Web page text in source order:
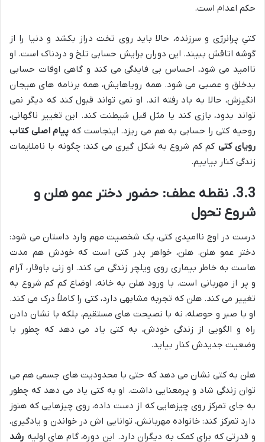
حکم اعدام است.
کتیِ پرانرژی و سرزنده، حالا باید روی تخت دراز بکشد و دنیا را از
گوشه اتاقش ببیند. این دوران برایش حسابی تلخ و دردناک است. او
ناامید می شود، احساس بی فایدگی می کند و گاهی اوقات حسابی
بدخلق و عصبی می شود. همه رویاهایش، همه برنامه های هیجان
انگیزش، حالا به باد رفته اند. او نمی تواند قبول کند که دیگر نمی
تواند بدود، بازی کند یا مثل قبل شیطنت کند. این تغییر ناگهانی،
روحیه کتی را حسابی به هم می ریزد. اینجاست که پیام اصلی کتاب
رویای کتی کم کم شروع به شکل گیری می کند: چگونه با ناملایمات
زندگی کنار بیاییم.
3.3. نقطه عطف: حضور دختر عمو هلن و
شروع تحول
درست در اوج ناامیدی کتی، یک شخصیت مهم وارد داستان می شود:
دختر عمو هلن. هلن، خواهر پدر کتی است که خودش هم مدت
هاست به خاطر بیماری روی ویلچر زندگی می کند. او زنی باوقار، آرام
و پر از مهربانی است. با ورود هلن به خانه، اوضاع کم کم شروع به
تغییر می کند. هلن که تجربه مشابهی دارد، کتی را کاملاً درک می کند.
او با صبر و حوصله، نه با نصیحت های مستقیم، بلکه با نشان دادن
راه و الگویی از زندگی خودش، به کتی یاد می دهد که چطور با
وضعیت جدیدش کنار بیاید.
هلن به کتی نشان می دهد که حتی با محدودیت های جسمی هم می
توان زندگی شاد و پرمعنایی داشت. او به کتی یاد می دهد که چطور
به جای تمرکز روی چیزهایی که از دست داده، روی چیزهایی که هنوز
دارد تمرکز کند: خانواده مهربانش، توانایی اش در خواندن و یادگیری،
و قدرتی که برای کمک به دیگران دارد. این دوره، گام های اولیه رشد